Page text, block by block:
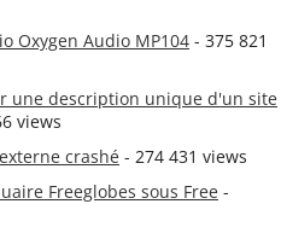
Oxygen Audio MP104 - 375 821
une description unique d'un site
views
crashé - 274 431 views
Freeglobes sous Free -